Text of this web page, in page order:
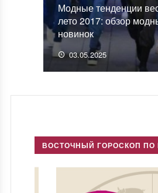
Модные тенденции
лето 2017: обзор
новинок
03.05.2025
ВОСТОЧНЫЙ ГОРОСКОП ПО